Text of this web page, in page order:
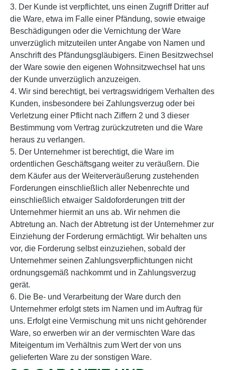
3. Der Kunde ist verpflichtet, uns einen Zugriff Dritter auf
die Ware, etwa im Falle einer Pfändung, sowie etwaige
Beschädigungen oder die Vernichtung der Ware
unverzüglich mitzuteilen unter Angabe von Namen und
Anschrift des Pfändungsgläubigers. Einen Besitzwechsel
der Ware sowie den eigenen Wohnsitzwechsel hat uns
der Kunde unverzüglich anzuzeigen.
4. Wir sind berechtigt, bei vertragswidrigem Verhalten des
Kunden, insbesondere bei Zahlungsverzug oder bei
Verletzung einer Pflicht nach Ziffern 2 und 3 dieser
Bestimmung vom Vertrag zurückzutreten und die Ware
heraus zu verlangen.
5. Der Unternehmer ist berechtigt, die Ware im
ordentlichen Geschäftsgang weiter zu veräußern. Die
dem Käufer aus der Weiterveräußerung zustehenden
Forderungen einschließlich aller Nebenrechte und
einschließlich etwaiger Saldoforderungen tritt der
Unternehmer hiermit an uns ab. Wir nehmen die
Abtretung an. Nach der Abtretung ist der Unternehmer zur
Einziehung der Forderung ermächtigt. Wir behalten uns
vor, die Forderung selbst einzuziehen, sobald der
Unternehmer seinen Zahlungsverpflichtungen nicht
ordnungsgemäß nachkommt und in Zahlungsverzug
gerät.
6. Die Be- und Verarbeitung der Ware durch den
Unternehmer erfolgt stets im Namen und im Auftrag für
uns. Erfolgt eine Vermischung mit uns nicht gehörender
Ware, so erwerben wir an der vermischten Ware das
Miteigentum im Verhältnis zum Wert der von uns
gelieferten Ware zu der sonstigen Ware.